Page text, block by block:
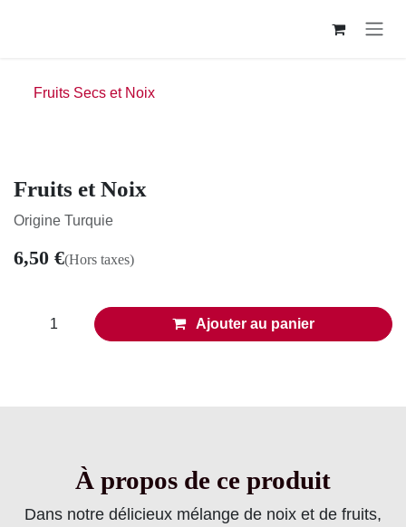
Fruits Secs et Noix
Fruits et Noix
Origine Turquie
6,50€(Hors taxes)
Ajouter au panier
À propos de ce produit
Dans notre délicieux mélange de noix et de fruits,